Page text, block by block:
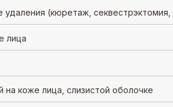
(кюретаж, секвестрэктомия,
лица
на коже лица, слизистой оболочке